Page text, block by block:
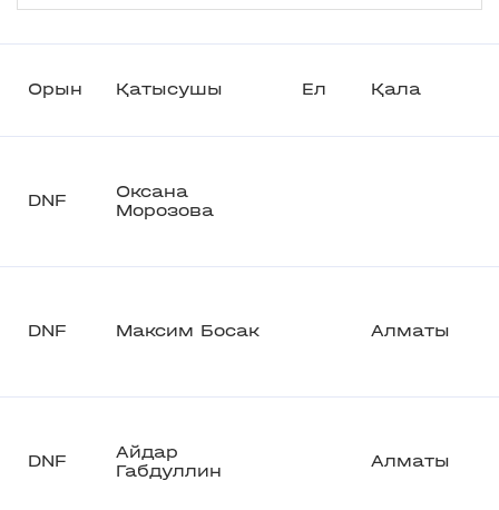
Орын Қатысушы Ел Қала
DNF
Оксана
Морозова
DNF Максим Босак Алматы
DNF
Айдар
Габдуллин
Алматы